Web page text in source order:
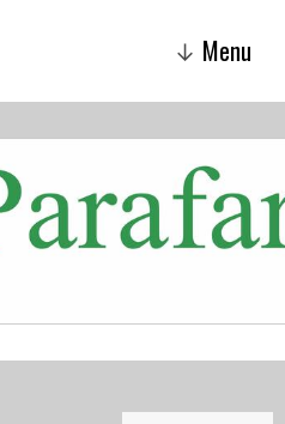
↓ Menu